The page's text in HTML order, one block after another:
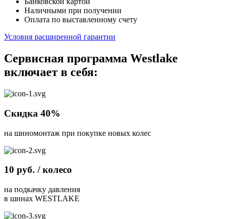
Наличными при получении
Оплата по выставленному счету
Условия расширенной гарантии
Сервисная программа Westlake
включает в себя:
Скидка 40%
на шиномонтаж при покупке новых колес
10 руб. / колесо
на подкачку давления
в шинах WESTLAKE